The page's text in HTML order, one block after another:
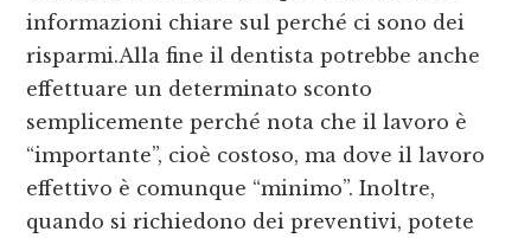
informazioni chiare sul perché ci sono dei
risparmi.Alla fine il dentista potrebbe anche
effettuare un determinato sconto
semplicemente perché nota che il lavoro è
“importante”, cioè costoso, ma dove il lavoro
effettivo è comunque “minimo”. Inoltre,
quando si richiedono dei preventivi, potete